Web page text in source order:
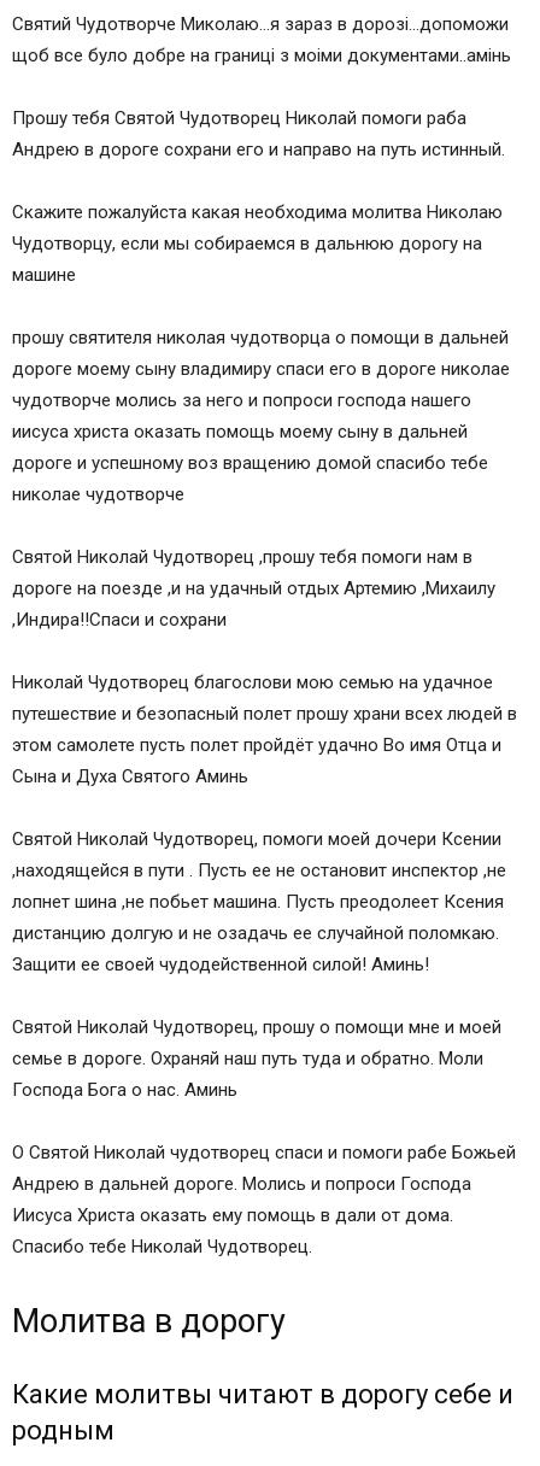
Святий Чудотворче Миколаю…я зараз в дорозi…допоможи
щоб все було добре на границi з моiми документами..амiнь
Прошу тебя Святой Чудотворец Николай помоги раба
Андрею в дороге сохрани его и направо на путь истинный.
Скажите пожалуйста какая необходима молитва Николаю
Чудотворцу, если мы собираемся в дальнюю дорогу на
машине
прошу святителя николая чудотворца о помощи в дальней
дороге моему сыну владимиру спаси его в дороге николае
чудотворче молись за него и попроси господа нашего
иисуса христа оказать помощь моему сыну в дальней
дороге и успешному воз вращению домой спасибо тебе
николае чудотворче
Святой Николай Чудотворец ,прошу тебя помоги нам в
дороге на поезде ,и на удачный отдых Артемию ,Михаилу
,Индира!!Спаси и сохрани
Николай Чудотворец благослови мою семью на удачное
путешествие и безопасный полет прошу храни всех людей в
этом самолете пусть полет пройдёт удачно Во имя Отца и
Сына и Духа Святого Аминь
Святой Николай Чудотворец, помоги моей дочери Ксении
,находящейся в пути . Пусть ее не остановит инспектор ,не
лопнет шина ,не побьет машина. Пусть преодолеет Ксения
дистанцию долгую и не озадачь ее случайной поломкаю.
Защити ее своей чудодейственной силой! Аминь!
Святой Николай Чудотворец, прошу о помощи мне и моей
семье в дороге. Охраняй наш путь туда и обратно. Моли
Господа Бога о нас. Аминь
О Святой Николай чудотворец спаси и помоги рабе Божьей
Андрею в дальней дороге. Молись и попроси Господа
Иисуса Христа оказать ему помощь в дали от дома.
Спасибо тебе Николай Чудотворец.
Молитва в дорогу
Какие молитвы читают в дорогу себе и
родным